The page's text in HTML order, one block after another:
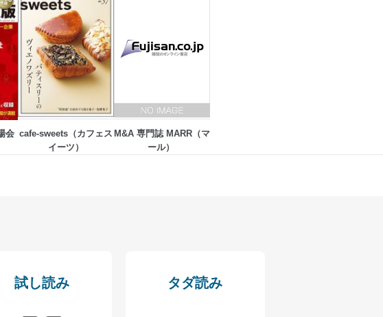
へのパスワードを設定しています。
トシステムを継続的に改善し、常に最良
情については以下までご連絡ください。
会 cafe-sweets（カフェス
イーツ）
M&A 専門誌 MARR（マ
試し読み タダ読み